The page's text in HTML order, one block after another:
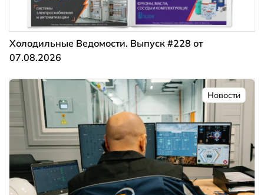
Холодильные Ведомости. Выпуск #228 от
07.08.2026
Новости